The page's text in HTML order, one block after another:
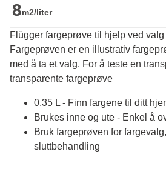
8m2/liter
Flügger fargeprøve til hjelp ved valg
Fargeprøven er en illustrativ
med å ta et valg. For å teste en
transparente fargeprøve
0,35 L - Finn fargene til ditt
Brukes inne og ute - Enkel å
Bruk fargeprøven for
sluttbehandling